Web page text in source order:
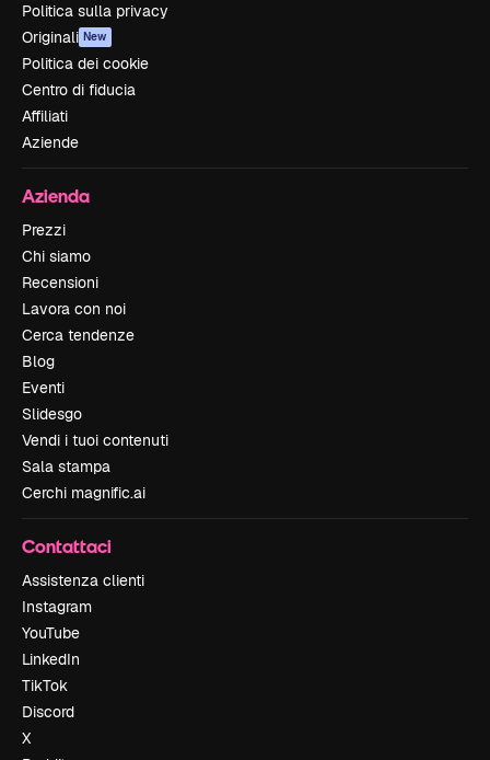
Politica sulla privacy
Originali New
Politica dei cookie
Centro di fiducia
Affiliati
Aziende
Azienda
Prezzi
Chi siamo
Recensioni
Lavora con noi
Cerca tendenze
Blog
Eventi
Slidesgo
Vendi i tuoi contenuti
Sala stampa
Cerchi magnific.ai
Contattaci
Assistenza clienti
Instagram
YouTube
LinkedIn
TikTok
Discord
X